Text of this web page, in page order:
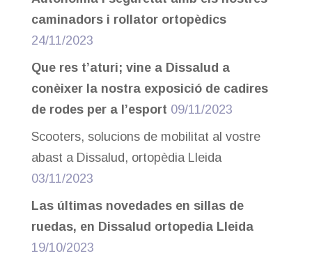
caminadors i rollator ortopèdics
24/11/2023
Que res t’aturi; vine a Dissalud a
conèixer la nostra exposició de cadires
de rodes per a l’esport 09/11/2023
Scooters, solucions de mobilitat al vostre
abast a Dissalud, ortopèdia Lleida
03/11/2023
Las últimas novedades en sillas de
ruedas, en Dissalud ortopedia Lleida
19/10/2023